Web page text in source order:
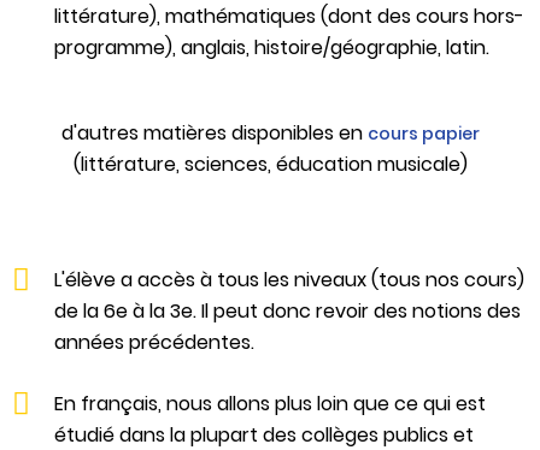
littérature), mathématiques (dont des cours hors-
programme), anglais, histoire/géographie, latin.
d'autres matières disponibles en cours papier
(littérature, sciences, éducation musicale)
L'élève a accès à tous les niveaux (tous nos cours)
de la 6e à la 3e. Il peut donc revoir des notions des
années précédentes.
En français, nous allons plus loin que ce qui est
étudié dans la plupart des collèges publics et